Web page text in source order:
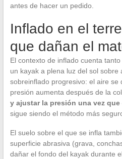
antes de hacer un pedido.
Inflado en el
que dañan el
El contexto de inflado cuenta
un kayak a plena luz del sol sobre
sobreinflado progresivo: el aire se
presión aumenta después de la
y ajustar la presión una vez
sigue siendo el método más
El suelo sobre el que se infla
superficie abrasiva (grava,
dañar el fondo del kayak durante